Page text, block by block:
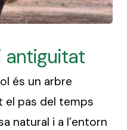
antiguitat
és un arbre
el pas del temps
natural i a l’entorn